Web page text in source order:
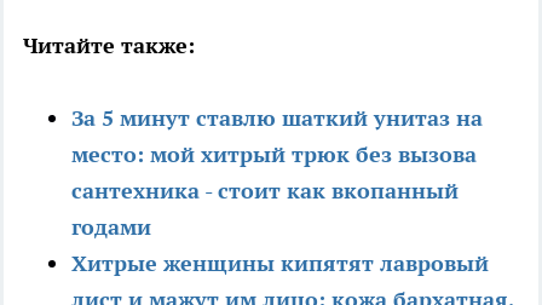
Читайте также:
За 5 минут ставлю шаткий унитаз на
место: мой хитрый трюк без вызова
сантехника - стоит как вкопанный
годами
Хитрые женщины кипятят лавровый
лист и мажут им лицо: кожа бархатная,